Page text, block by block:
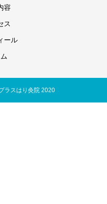
容
ス
ール
ラスはり灸院 2020